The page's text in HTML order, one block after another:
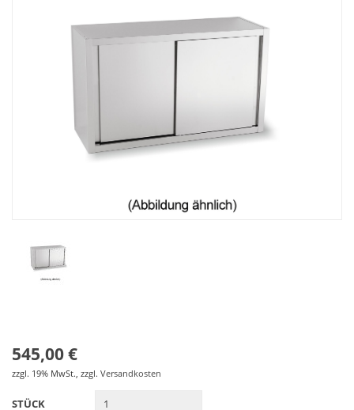
545,00 €
zzgl. 19% MwSt., zzgl. Versandkosten
STÜCK